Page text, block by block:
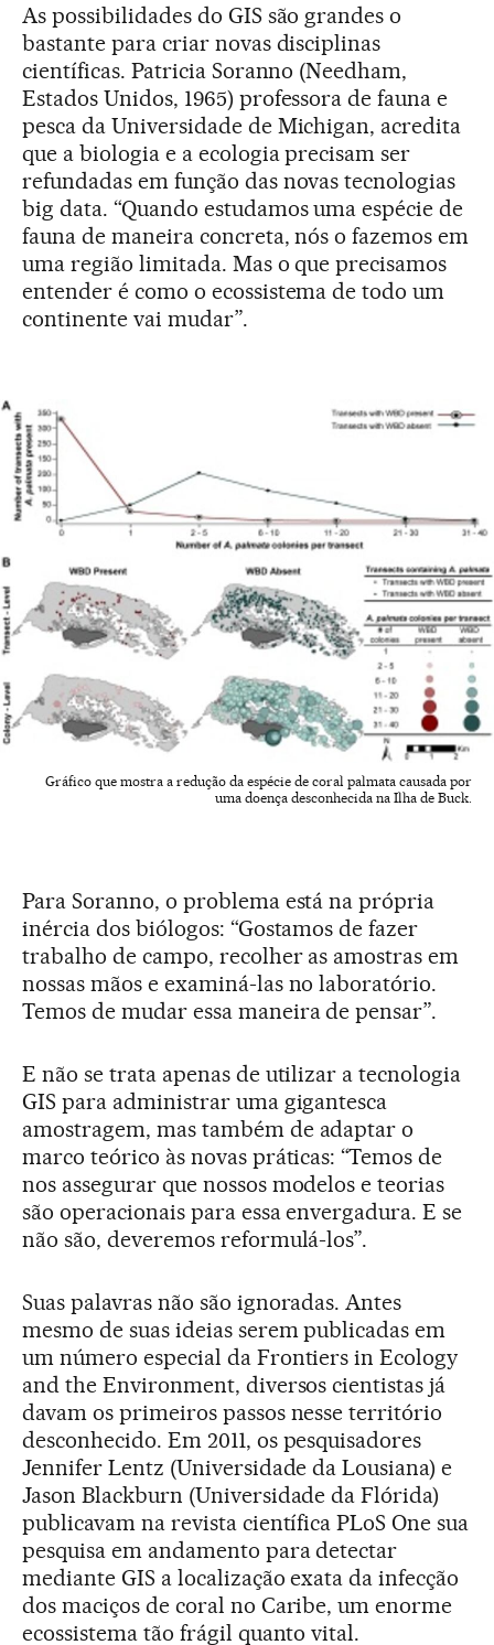
As possibilidades do GIS são grandes o
bastante para criar novas disciplinas
científicas. Patricia Soranno (Needham,
Estados Unidos, 1965) professora de fauna e
pesca da Universidade de Michigan, acredita
que a biologia e a ecologia precisam ser
refundadas em função das novas tecnologias
big data. “Quando estudamos uma espécie de
fauna de maneira concreta, nós o fazemos em
uma região limitada. Mas o que precisamos
entender é como o ecossistema de todo um
continente vai mudar”.
Gráfico que mostra a redução da espécie de coral palmata causada por
uma doença desconhecida na Ilha de Buck.
Para Soranno, o problema está na própria
inércia dos biólogos: “Gostamos de fazer
trabalho de campo, recolher as amostras em
nossas mãos e examiná-las no laboratório.
Temos de mudar essa maneira de pensar”.
E não se trata apenas de utilizar a tecnologia
GIS para administrar uma gigantesca
amostragem, mas também de adaptar o
marco teórico às novas práticas: “Temos de
nos assegurar que nossos modelos e teorias
são operacionais para essa envergadura. E se
não são, deveremos reformulá-los”.
Suas palavras não são ignoradas. Antes
mesmo de suas ideias serem publicadas em
um número especial da Frontiers in Ecology
and the Environment, diversos cientistas já
davam os primeiros passos nesse território
desconhecido. Em 2011, os pesquisadores
Jennifer Lentz (Universidade da Lousiana) e
Jason Blackburn (Universidade da Flórida)
publicavam na revista científica PLoS One sua
pesquisa em andamento para detectar
mediante GIS a localização exata da infecção
dos maciços de coral no Caribe, um enorme
ecossistema tão frágil quanto vital.